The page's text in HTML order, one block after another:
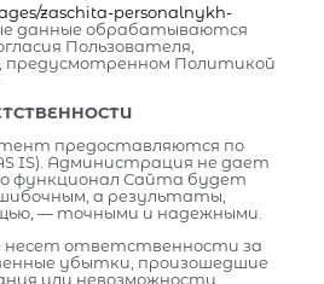
zaschita-personalnykh-
данные обрабатываются
Пользователя,
предусмотренном Политикой
предоставляются по
IS). Администрация не дает
функционал Сайта будет
а результаты,
— точными и надежными.
несет ответственности за
убытки, произошедшие
или невозможности